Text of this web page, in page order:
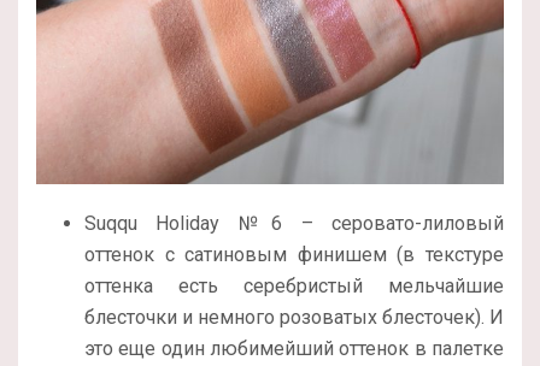
Suqqu Holiday №6 – серовато-лиловый
оттенок с сатиновым финишем (в текстуре
оттенка есть серебристый мельчайшие
блесточки и немного розоватых блесточек). И
это еще один любимейший оттенок в палетке